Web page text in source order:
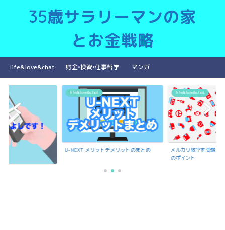
35歳サラリーマンの家
とお金戦略
life&love&chat 貯金•投資•仕事哲学 マンガ
U-NEXT メリットデメリットのまとめ
life&love&chat
メルカリ教室を受講で聞いたメルカリ出品